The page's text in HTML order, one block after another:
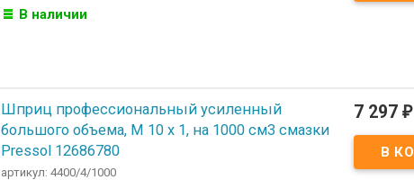
В наличии
Шприц профессиональный усиленный
большого объема, M 10 x 1, на 1000 см3 смазки
Pressol 12686780
артикул: 4400/4/1000
7 297₽